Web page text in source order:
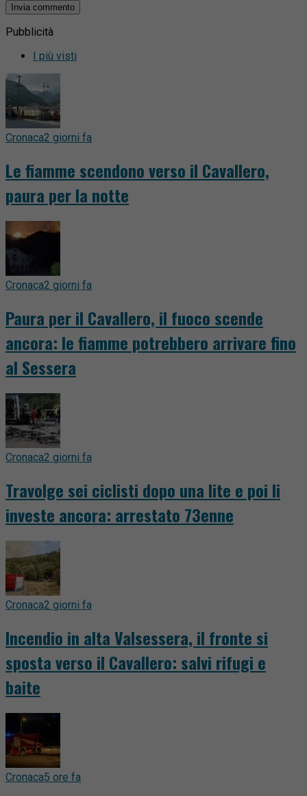
Pubblicità
I più visti
Cronaca2 giorni fa
Le fiamme scendono verso il Cavallero,
paura per la notte
Cronaca2 giorni fa
Paura per il Cavallero, il fuoco scende
ancora: le fiamme potrebbero arrivare fino
al Sessera
Cronaca2 giorni fa
Travolge sei ciclisti dopo una lite e poi li
investe ancora: arrestato 73enne
Cronaca2 giorni fa
Incendio in alta Valsessera, il fronte si
sposta verso il Cavallero: salvi rifugi e
baite
Cronaca5 ore fa